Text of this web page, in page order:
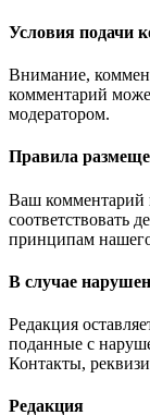
Условия подачи
Внимание,
комментарий
модератором.
Правила
Ваш комментарий
соответствовать
принципам
В случае
Редакция
поданные с
Контакты,
Редакция